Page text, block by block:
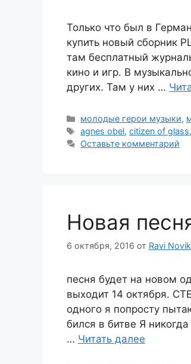
Только что был в
купить новый сборник
там бесплатный
кино и игр. В
других. Там у них …
Рубрики
молодые герои музыки,
Метки
agnes obel,citizen of glass,
Оставьте комментарий
Новая
6 октября, 2016 от Ravi
песня будет на новом
выходит 14 октября.
одного я попросту
бился в битве Я
… Читать далее